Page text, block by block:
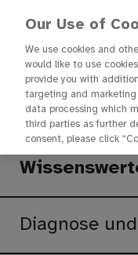
Startseite
Diagnose
Our Use of
We use cookies and
would like to use
provide you with
targeting and marketing
data processing which
third parties as further
consent, please click